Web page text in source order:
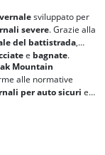
sviluppato per
severe. Grazie alla
del battistrada,
e bagnate.
Mountain
alle normative
per autosicuri e